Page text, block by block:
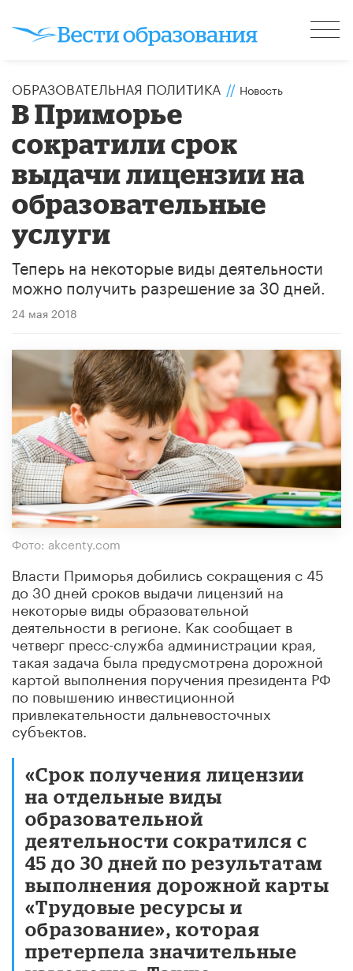
ОБРАЗОВАТЕЛЬНАЯ ПОЛИТИКА // Новость
В Приморье
сократили срок
выдачи лицензии на
образовательные
услуги
Теперь на некоторые виды деятельности
можно получить разрешение за 30 дней.
24 мая 2018
Фото: akcenty.com
Власти Приморья добились сокращения с 45
до 30 дней сроков выдачи лицензий на
некоторые виды образовательной
деятельности в регионе. Как сообщает в
четверг пресс-служба администрации края,
такая задача была предусмотрена дорожной
картой выполнения поручения президента РФ
по повышению инвестиционной
привлекательности дальневосточных
субъектов.
«Срок получения лицензии
на отдельные виды
образовательной
деятельности сократился с
45 до 30 дней по результатам
выполнения дорожной карты
«Трудовые ресурсы и
образование», которая
претерпела значительные